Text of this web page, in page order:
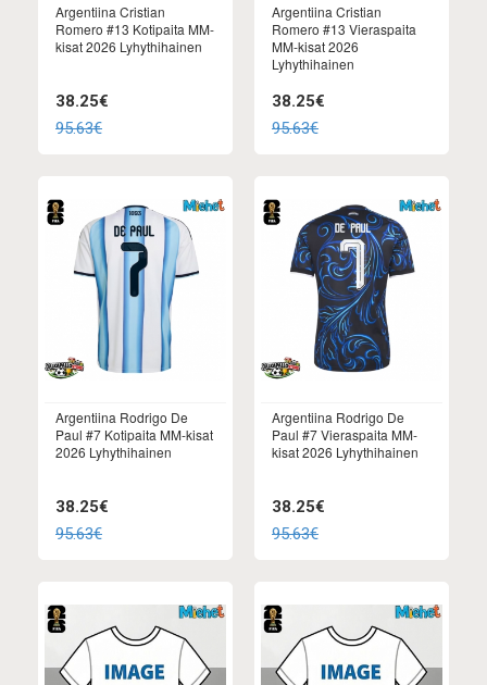
Argentiina Cristian
Romero #13 Kotipaita MM-
kisat 2026 Lyhythihainen
38.25€
95.63€
Argentiina Cristian
Romero #13 Vieraspaita
MM-kisat 2026
Lyhythihainen
38.25€
95.63€
Argentiina Rodrigo De
Paul #7 Kotipaita MM-kisat
2026 Lyhythihainen
38.25€
95.63€
Argentiina Rodrigo De
Paul #7 Vieraspaita MM-
kisat 2026 Lyhythihainen
38.25€
95.63€